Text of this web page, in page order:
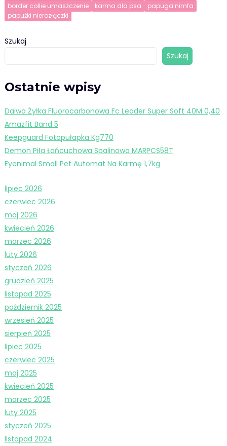
border collie umaszczenie karma dla psa
papuga nimfa
papużki nierozłączki
Szukaj
Szukaj
Ostatnie wpisy
Daiwa Żyłka Fluorocarbonowa Fc Leader Super Soft 40M 0,40
Amazfit Band 5
Keepguard Fotopułapka Kg770
Demon Piła Łańcuchowa Spalinowa MARPCS58T
Eyenimal Small Pet Automat Na Karmę 1,7kg
lipiec 2026
czerwiec 2026
maj 2026
kwiecień 2026
marzec 2026
luty 2026
styczeń 2026
grudzień 2025
listopad 2025
październik 2025
wrzesień 2025
sierpień 2025
lipiec 2025
czerwiec 2025
maj 2025
kwiecień 2025
marzec 2025
luty 2025
styczeń 2025
listopad 2024